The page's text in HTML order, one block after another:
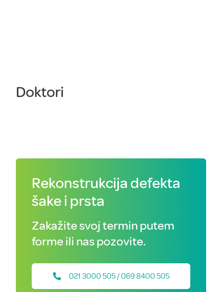
Doktori
Rekonstrukcija defekta
šake i prsta
Zakažite svoj termin putem
forme ili nas pozovite.
021 3000 505 / 069 8400 505